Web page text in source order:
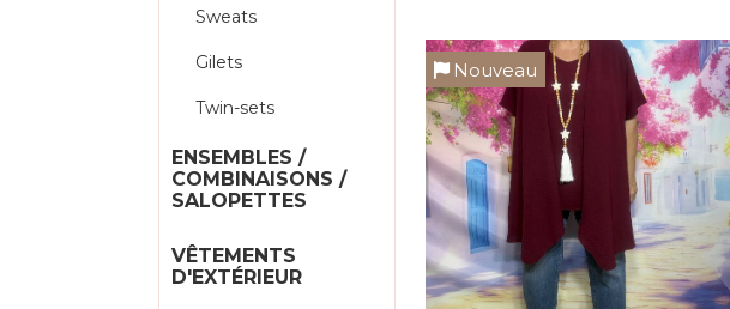
Sweats
Gilets
Twin-sets
ENSEMBLES /
COMBINAISONS /
SALOPETTES
VÊTEMENTS
D'EXTÉRIEUR
Nouveau